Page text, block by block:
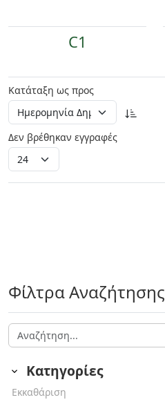
C1
Κατάταξη ως προς
Δεν βρέθηκαν εγγραφές
Φίλτρα Αναζήτησης
Κατηγορίες
Εκκαθάριση